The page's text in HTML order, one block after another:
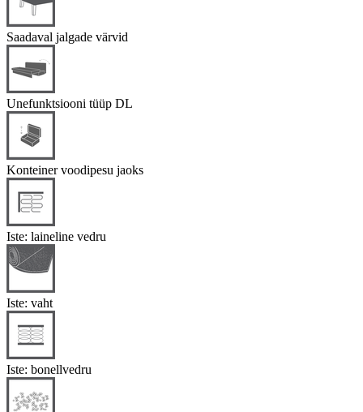
Saadaval jalgade värvid
Unefunktsiooni tüüp DL
Konteiner voodipesu jaoks
Iste: laineline vedru
Iste: vaht
Iste: bonellvedru